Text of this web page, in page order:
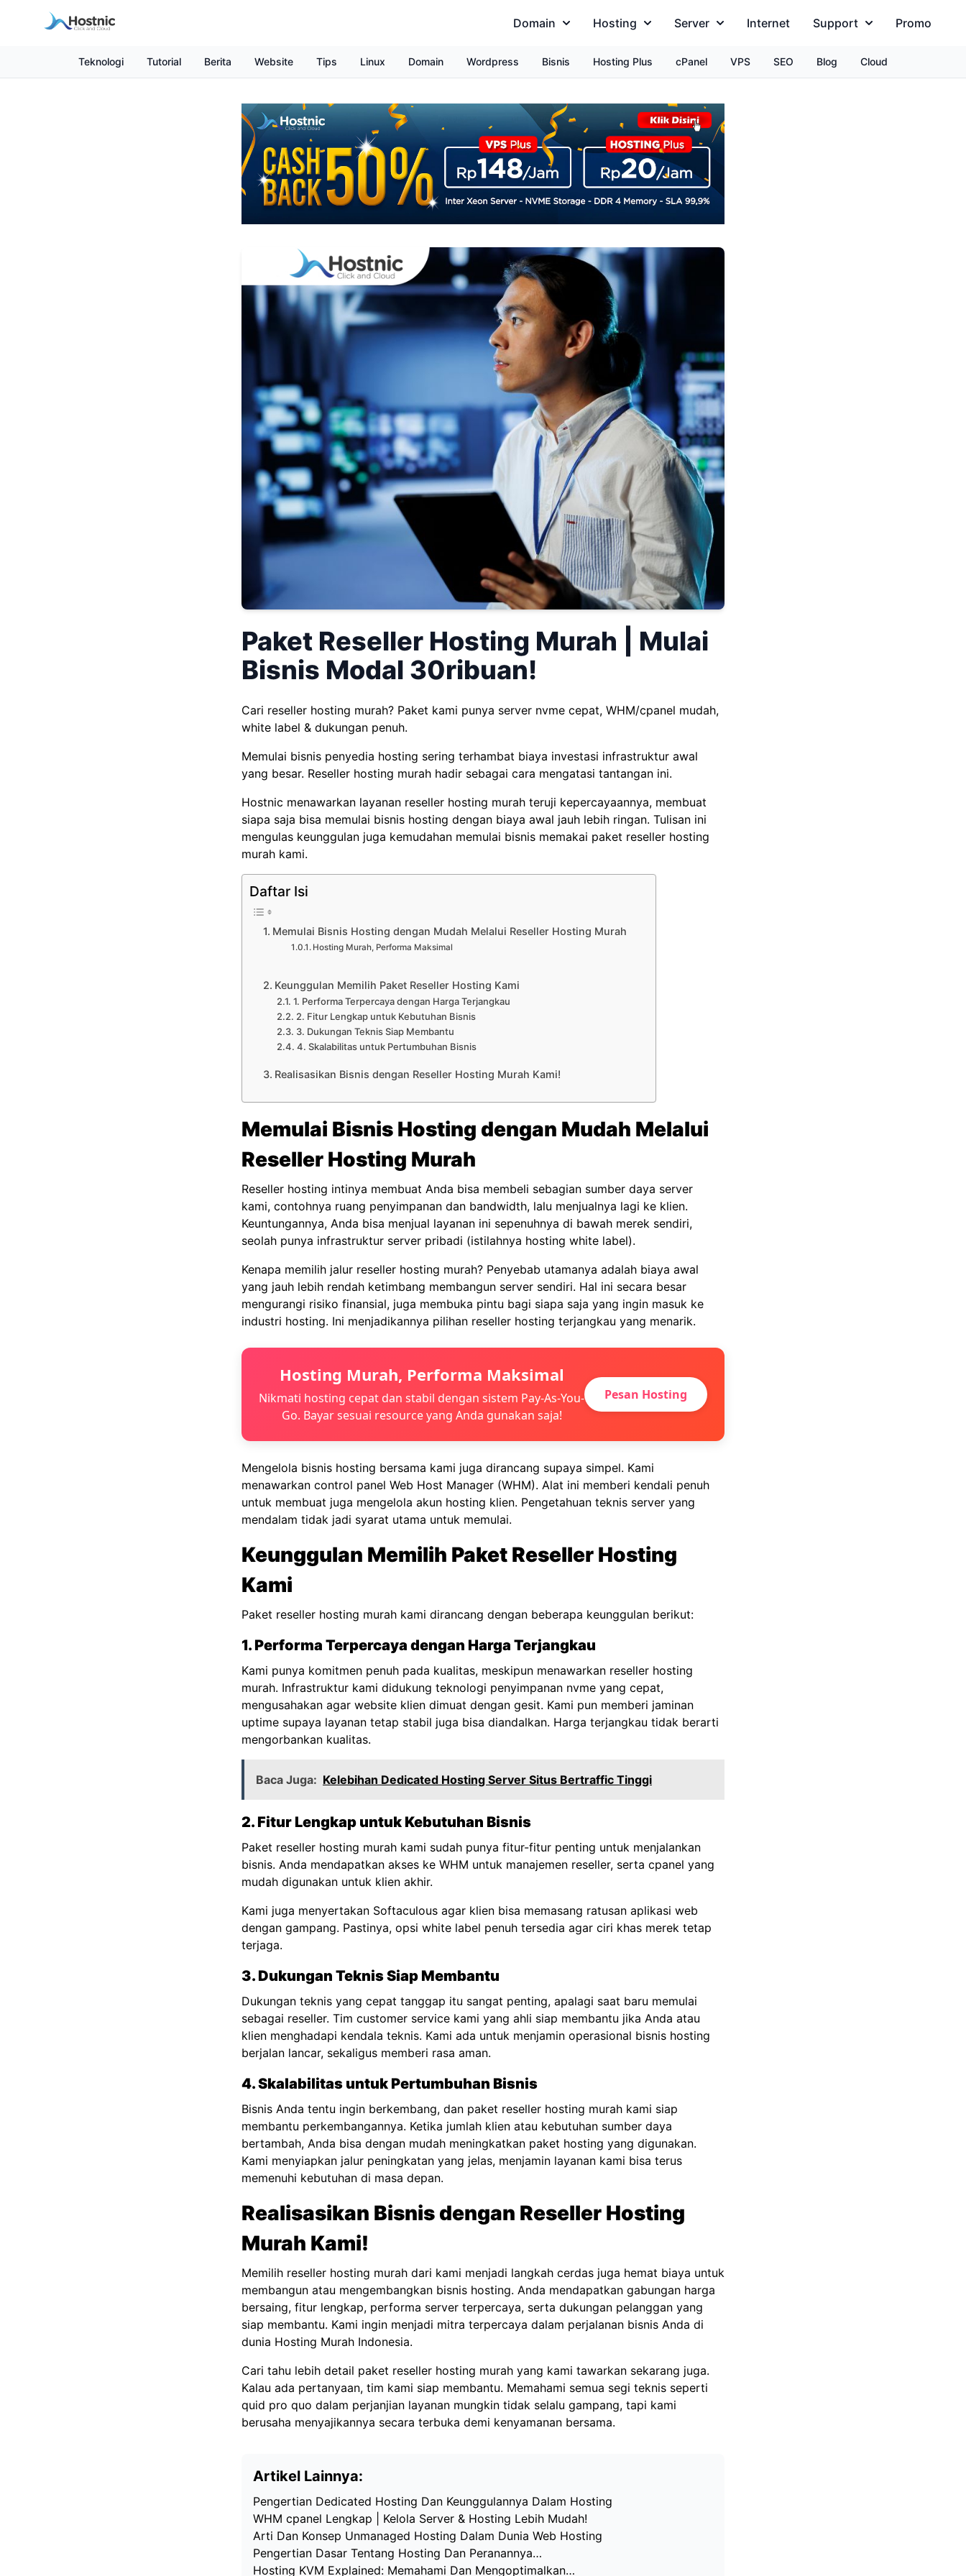
Domain Hosting Server Internet Support Promo
Teknologi Tutorial Berita Website Tips Linux Domain Wordpress Bisnis Hosting Plus cPanel VPS SEO Blog Cloud
Paket Reseller Hosting Murah | Mulai
Bisnis Modal 30ribuan!
Cari reseller hosting murah? Paket kami punya server nvme cepat, WHM/cpanel mudah,
white label & dukungan penuh.
Memulai bisnis penyedia hosting sering terhambat biaya investasi infrastruktur awal
yang besar. Reseller hosting murah hadir sebagai cara mengatasi tantangan ini.
Hostnic menawarkan layanan reseller hosting murah teruji kepercayaannya, membuat
siapa saja bisa memulai bisnis hosting dengan biaya awal jauh lebih ringan. Tulisan ini
mengulas keunggulan juga kemudahan memulai bisnis memakai paket reseller hosting
murah kami.
Daftar Isi
Memulai Bisnis Hosting dengan Mudah Melalui Reseller Hosting Murah
Hosting Murah, Performa Maksimal
Keunggulan Memilih Paket Reseller Hosting Kami
1. Performa Terpercaya dengan Harga Terjangkau
2. Fitur Lengkap untuk Kebutuhan Bisnis
3. Dukungan Teknis Siap Membantu
4. Skalabilitas untuk Pertumbuhan Bisnis
Realisasikan Bisnis dengan Reseller Hosting Murah Kami!
Memulai Bisnis Hosting dengan Mudah Melalui
Reseller Hosting Murah
Reseller hosting intinya membuat Anda bisa membeli sebagian sumber daya server
kami, contohnya ruang penyimpanan dan bandwidth, lalu menjualnya lagi ke klien.
Keuntungannya, Anda bisa menjual layanan ini sepenuhnya di bawah merek sendiri,
seolah punya infrastruktur server pribadi (istilahnya hosting white label).
Kenapa memilih jalur reseller hosting murah? Penyebab utamanya adalah biaya awal
yang jauh lebih rendah ketimbang membangun server sendiri. Hal ini secara besar
mengurangi risiko finansial, juga membuka pintu bagi siapa saja yang ingin masuk ke
industri hosting. Ini menjadikannya pilihan reseller hosting terjangkau yang menarik.
Hosting Murah, Performa Maksimal
Nikmati hosting cepat dan stabil dengan sistem Pay-As-You-
Go. Bayar sesuai resource yang Anda gunakan saja!
Pesan Hosting
Mengelola bisnis hosting bersama kami juga dirancang supaya simpel. Kami
menawarkan control panel Web Host Manager (WHM). Alat ini memberi kendali penuh
untuk membuat juga mengelola akun hosting klien. Pengetahuan teknis server yang
mendalam tidak jadi syarat utama untuk memulai.
Keunggulan Memilih Paket Reseller Hosting
Kami
Paket reseller hosting murah kami dirancang dengan beberapa keunggulan berikut:
1. Performa Terpercaya dengan Harga Terjangkau
Kami punya komitmen penuh pada kualitas, meskipun menawarkan reseller hosting
murah. Infrastruktur kami didukung teknologi penyimpanan nvme yang cepat,
mengusahakan agar website klien dimuat dengan gesit. Kami pun memberi jaminan
uptime supaya layanan tetap stabil juga bisa diandalkan. Harga terjangkau tidak berarti
mengorbankan kualitas.
Baca Juga: Kelebihan Dedicated Hosting Server Situs Bertraffic Tinggi
2. Fitur Lengkap untuk Kebutuhan Bisnis
Paket reseller hosting murah kami sudah punya fitur-fitur penting untuk menjalankan
bisnis. Anda mendapatkan akses ke WHM untuk manajemen reseller, serta cpanel yang
mudah digunakan untuk klien akhir.
Kami juga menyertakan Softaculous agar klien bisa memasang ratusan aplikasi web
dengan gampang. Pastinya, opsi white label penuh tersedia agar ciri khas merek tetap
terjaga.
3. Dukungan Teknis Siap Membantu
Dukungan teknis yang cepat tanggap itu sangat penting, apalagi saat baru memulai
sebagai reseller. Tim customer service kami yang ahli siap membantu jika Anda atau
klien menghadapi kendala teknis. Kami ada untuk menjamin operasional bisnis hosting
berjalan lancar, sekaligus memberi rasa aman.
4. Skalabilitas untuk Pertumbuhan Bisnis
Bisnis Anda tentu ingin berkembang, dan paket reseller hosting murah kami siap
membantu perkembangannya. Ketika jumlah klien atau kebutuhan sumber daya
bertambah, Anda bisa dengan mudah meningkatkan paket hosting yang digunakan.
Kami menyiapkan jalur peningkatan yang jelas, menjamin layanan kami bisa terus
memenuhi kebutuhan di masa depan.
Realisasikan Bisnis dengan Reseller Hosting
Murah Kami!
Memilih reseller hosting murah dari kami menjadi langkah cerdas juga hemat biaya untuk
membangun atau mengembangkan bisnis hosting. Anda mendapatkan gabungan harga
bersaing, fitur lengkap, performa server terpercaya, serta dukungan pelanggan yang
siap membantu. Kami ingin menjadi mitra terpercaya dalam perjalanan bisnis Anda di
dunia Hosting Murah Indonesia.
Cari tahu lebih detail paket reseller hosting murah yang kami tawarkan sekarang juga.
Kalau ada pertanyaan, tim kami siap membantu. Memahami semua segi teknis seperti
quid pro quo dalam perjanjian layanan mungkin tidak selalu gampang, tapi kami
berusaha menyajikannya secara terbuka demi kenyamanan bersama.
Artikel Lainnya:
Pengertian Dedicated Hosting Dan Keunggulannya Dalam Hosting
WHM cpanel Lengkap | Kelola Server & Hosting Lebih Mudah!
Arti Dan Konsep Unmanaged Hosting Dalam Dunia Web Hosting
Pengertian Dasar Tentang Hosting Dan Peranannya…
Hosting KVM Explained: Memahami Dan Mengoptimalkan…